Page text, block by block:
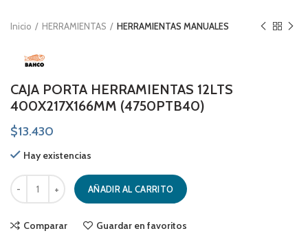
Inicio HERRAMIENTAS HERRAMIENTAS MANUALES
CAJA PORTA HERRAMIENTAS 12LTS
400X217X166MM (4750PTB40)
$13.430
Hay existencias
CAJA PORTA HERRAMIENTAS 12LTS 400X217X166MM (4750PTB40)
AÑADIR AL CARRITO
Comparar Guardar en favoritos